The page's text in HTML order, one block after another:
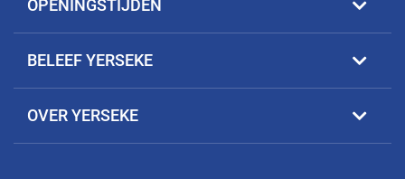
OPENINGSTIJDEN
BELEEF YERSEKE
OVER YERSEKE